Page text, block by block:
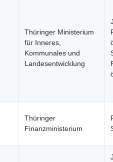
Thüringer Ministerium
für Inneres,
Kommunales und
Landesentwicklung
Thüringer
Finanzministerium